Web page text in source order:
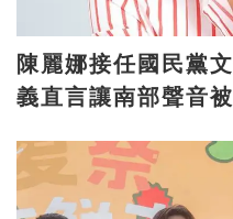
陳麗娜接任國民黨
義直言讓南部聲音